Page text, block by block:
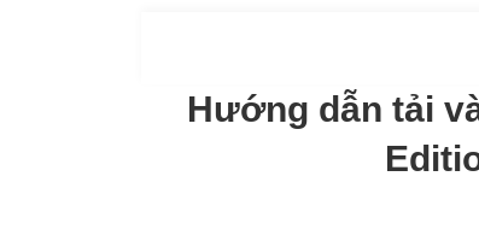
Hướng dẫn tải